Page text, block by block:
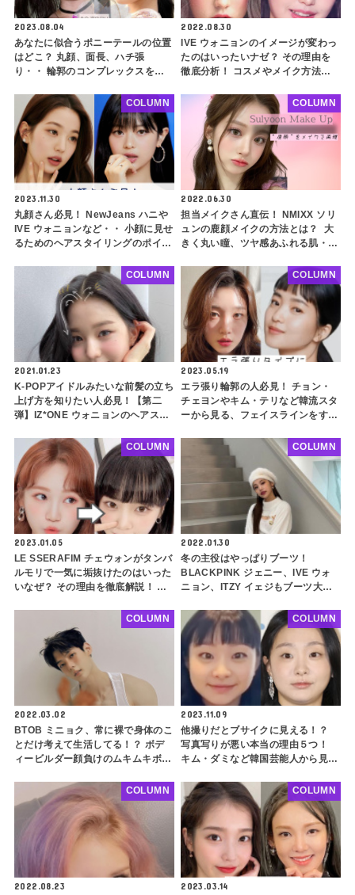
2023.08.04
あなたに似合うポニーテールの位置
はどこ？ 丸顔、面長、ハチ張
り・・ 輪郭のコンプレックスをカ
2022.08.30
IVE ウォニョンのイメージが変わっ
たのはいったいナゼ？ その理由を
徹底分析！ コスメやメイク方法な
イメチェンのポイントも解説
2023.11.30
丸顔さん必見！ NewJeans ハニや
IVE ウォニョンなど・・ 小顔に見せ
るためのヘアスタイリングのポイン
COLUMN
2022.06.30
担当メイクさん直伝！ NMIXX ソリ
ュンの鹿顔メイクの方法とは？ 大
きく丸い瞳、ツヤ感あふれる肌・・
ジュアルクイーンの清純なかわいさ
を真似しちゃおう
COLUMN
2021.01.23
K-POPアイドルみたいな前髪の立ち
上げ方を知りたい人必見！【第二
弾】IZ*ONE ウォニョンのヘアスタ
ヘアをマスターしよう
COLUMN
2023.05.19
エラ張り輪郭の人必見！ チョン・
チェヨンやキム・テリなど韓流スタ
ーから見る、フェイスラインをすっ
アップスタイル、レイヤードカッ
ト、チョッピーバング・・ ポイン
トを押さえてさらに小顔に
COLUMN
2023.01.05
LE SSERAFIM チェウォンがタンバ
ルモリで一気に垢抜けたのはいった
いなぜ？ その理由を徹底解説！ 丸
イメチェン大成功の秘密を紐解く
COLUMN
2022.01.30
冬の主役はやっぱりブーツ！
BLACKPINK ジェニー、IVE ウォ
ニョン、ITZY イェジもブーツ大好
アイドルたちのコーデ術を教えます
COLUMN
2022.03.02
BTOB ミニョク、常に裸で身体のこ
とだけ考えて生活してる！？ ボデ
ィービルダー顔負けのムキムキボデ
COLUMN
2023.11.09
他撮りだとブサイクに見える！？
写真写りが悪い本当の理由５つ！
キム・ダミなど韓国芸能人から見る
紹介
COLUMN
2022.08.23
COLUMN
2023.03.14
COLUMN